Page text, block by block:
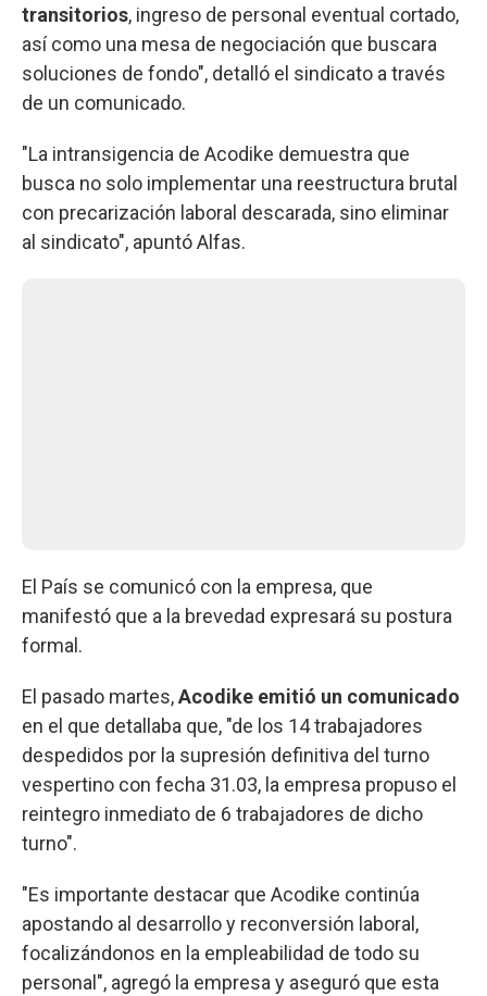
transitorios, ingreso de personal eventual cortado,
así como una mesa de negociación que buscara
soluciones de fondo", detalló el sindicato a través
de un comunicado.
"La intransigencia de Acodike demuestra que
busca no solo implementar una reestructura brutal
con precarización laboral descarada, sino eliminar
al sindicato", apuntó Alfas.
El País se comunicó con la empresa, que
manifestó que a la brevedad expresará su postura
formal.
El pasado martes,Acodike emitió un comunicado
en el que detallaba que, "de los 14 trabajadores
despedidos por la supresión definitiva del turno
vespertino con fecha 31.03, la empresa propuso el
reintegro inmediato de 6 trabajadores de dicho
turno".
"Es importante destacar que Acodike continúa
apostando al desarrollo y reconversión laboral,
focalizándonos en la empleabilidad de todo su
personal", agregó la empresa y aseguró que esta